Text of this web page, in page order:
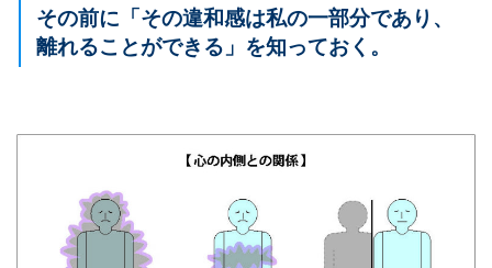
その前に「その違和感は私の一部分であり、
離れることができる」を知っておく。